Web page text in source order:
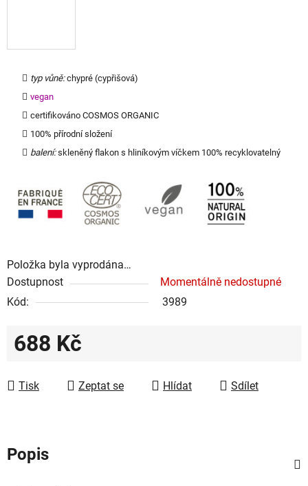
typ vůně:chypré (cypřišová)
vegan
certifikováno COSMOS ORGANIC
100% přírodní složení
balení:skleněný flakon s hliníkovým víčkem 100% recyklovatelný
Položka byla vyprodána…
Dostupnost
Momentálně nedostupné
Kód:
3989
688 Kč
Tisk
Zeptat se Hlídat Sdílet
Popis